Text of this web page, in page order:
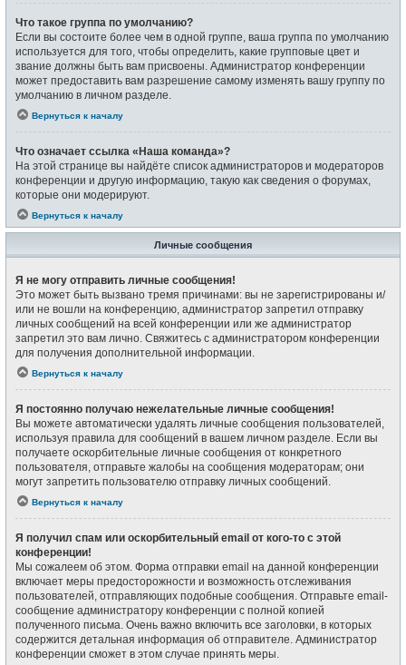
Что такое группа по умолчанию?
Если вы состоите более чем в одной группе, ваша группа по умолчанию
используется для того, чтобы определить, какие групповые цвет и
звание должны быть вам присвоены. Администратор конференции
может предоставить вам разрешение самому изменять вашу группу по
умолчанию в личном разделе.
Вернуться к началу
Что означает ссылка «Наша команда»?
На этой странице вы найдёте список администраторов и модераторов
конференции и другую информацию, такую как сведения о форумах,
которые они модерируют.
Вернуться к началу
Личные сообщения
Я не могу отправить личные сообщения!
Это может быть вызвано тремя причинами: вы не зарегистрированы и/
или не вошли на конференцию, администратор запретил отправку
личных сообщений на всей конференции или же администратор
запретил это вам лично. Свяжитесь с администратором конференции
для получения дополнительной информации.
Вернуться к началу
Я постоянно получаю нежелательные личные сообщения!
Вы можете автоматически удалять личные сообщения пользователей,
используя правила для сообщений в вашем личном разделе. Если вы
получаете оскорбительные личные сообщения от конкретного
пользователя, отправьте жалобы на сообщения модераторам; они
могут запретить пользователю отправку личных сообщений.
Вернуться к началу
Я получил спам или оскорбительный email от кого-то с этой
конференции!
Мы сожалеем об этом. Форма отправки email на данной конференции
включает меры предосторожности и возможность отслеживания
пользователей, отправляющих подобные сообщения. Отправьте email-
сообщение администратору конференции с полной копией
полученного письма. Очень важно включить все заголовки, в которых
содержится детальная информация об отправителе. Администратор
конференции сможет в этом случае принять меры.